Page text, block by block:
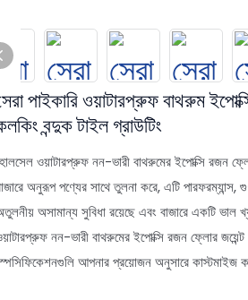
পাইকারি ওয়াটারপ্রুফ বাথরুম
বন্দুক টাইল গ্রাউটিং
ওয়াটারপ্রুফ নন-ভারী বাথরুমের ইপোক্সি রজন
অনুরূপ পণ্যের সাথে তুলনা করে, এটি পারফরম্যান্স,
অসামান্য সুবিধা রয়েছে এবং বাজারে একটি ভাল
নন-ভারী বাথরুমের ইপোক্সি রজন ফ্লোর জয়েন্ট
আপনার প্রয়োজন অনুসারে কাস্টমাইজ